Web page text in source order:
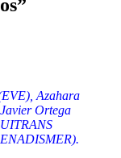
Azahara
Ortega